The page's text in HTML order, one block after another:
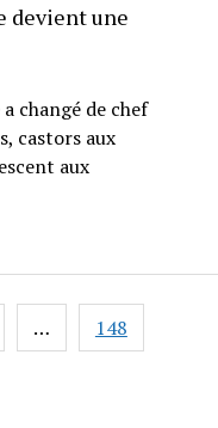
devient une
changé de chef
castors aux
aux
… 148